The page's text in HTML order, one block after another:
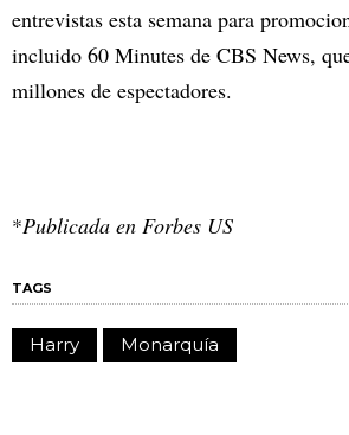
entrevistas esta semana para
incluido 60 Minutes de CBS News,
millones de espectadores.
*Publicada en Forbes US
TAGS
Harry Monarquía